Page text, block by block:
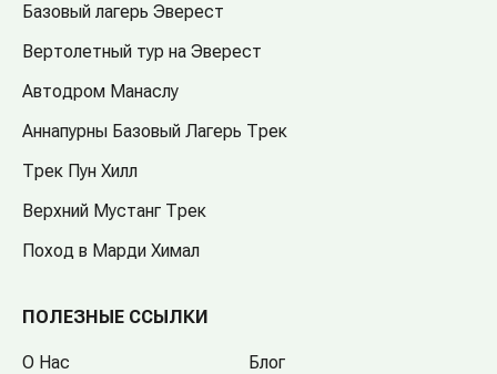
Базовый лагерь Эверест
Вертолетный тур на Эверест
Автодром Манаслу
Аннапурны Базовый Лагерь Трек
Трек Пун Хилл
Верхний Мустанг Трек
Поход в Марди Химал
ПОЛЕЗНЫЕ ССЫЛКИ
О Нас
Блог